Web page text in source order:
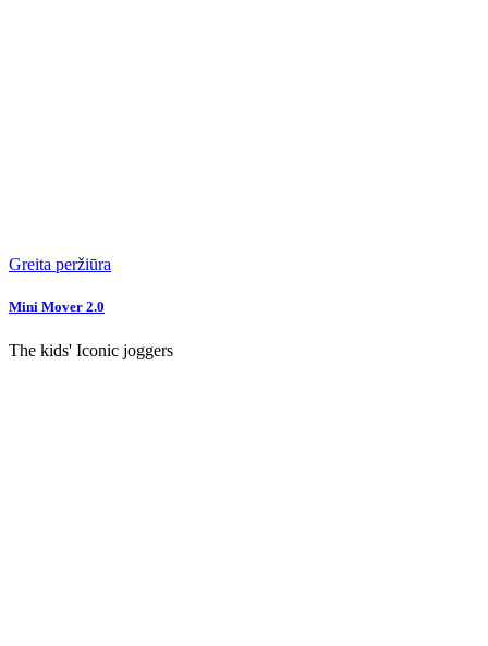
Greita peržiūra
Mini Mover 2.0
The kids' Iconic joggers